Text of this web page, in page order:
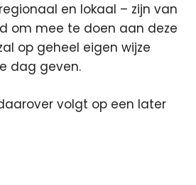
en lokaal – zijn van
om mee te doen aan deze
op geheel eigen wijze
dag geven.
volgt op een later